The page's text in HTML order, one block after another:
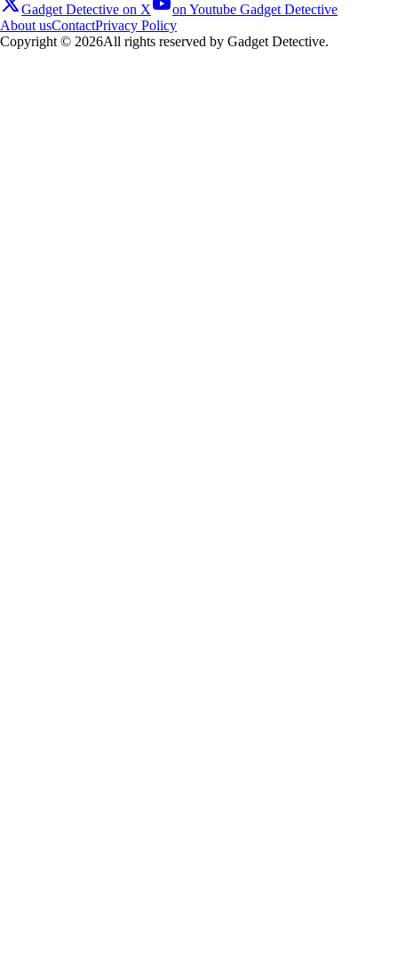
Gadget Detective on X
on Youtube Gadget Detective
About usContactPrivacy Policy
Copyright © 2026All rights reserved by Gadget Detective.